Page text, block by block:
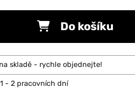
Do košíku
skladě - rychle objednejte!
- 2 pracovních dní